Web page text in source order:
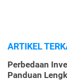
ARTIKEL
Perbedaan
Panduan